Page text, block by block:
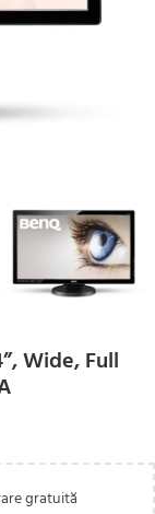
Wide, Full
gratuită